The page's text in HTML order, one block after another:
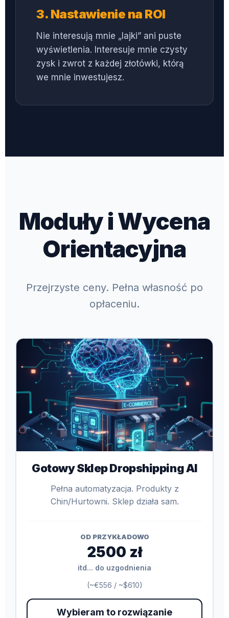
3. Nastawienie na ROI
Nie interesują mnie „lajki” ani puste
wyświetlenia. Interesuje mnie czysty
zysk i zwrot z każdej złotówki, którą
we mnie inwestujesz.
Moduły i Wycena
Orientacyjna
Przejrzyste ceny. Pełna własność po
opłaceniu.
Gotowy Sklep Dropshipping AI
Pełna automatyzacja. Produkty z
Chin/Hurtowni. Sklep działa sam.
OD PRZYKŁADOWO
2500 zł
itd... do uzgodnienia
(~€556 / ~$610)
Wybieram to rozwiązanie